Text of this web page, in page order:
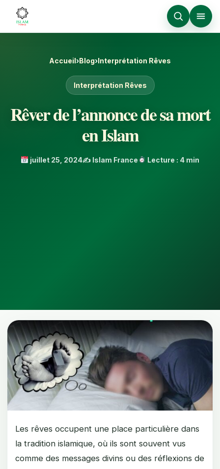
Accueil›Blog›Interprétation Rêves
Interprétation Rêves
Rêver de l’annonce de sa mort
en Islam
juillet 25, 2024✍️ Islam France Lecture : 4 min
Les rêves occupent une place particulière dans
la tradition islamique, où ils sont souvent vus
comme des messages divins ou des réflexions de